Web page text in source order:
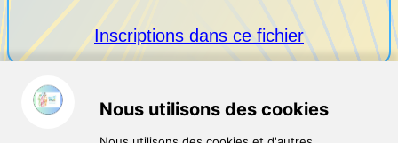
Inscriptions dans ce fichier
Maj le 04/08/2026 Mentions légales